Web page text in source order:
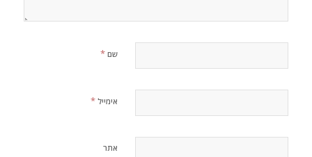
שם *
אימייל *
אתר